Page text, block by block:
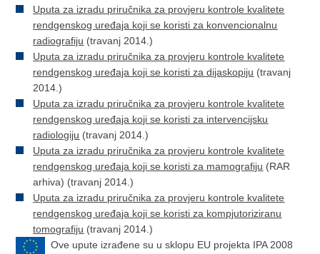
Uputa za izradu priručnika za provjeru kontrole kvalitete
rendgenskog uređaja koji se koristi za konvencionalnu
radiografiju (travanj 2014.)
Uputa za izradu priručnika za provjeru kontrole kvalitete
rendgenskog uređaja koji se koristi za dijaskopiju (travanj
2014.)
Uputa za izradu priručnika za provjeru kontrole kvalitete
rendgenskog uređaja koji se koristi za intervencijsku
radiologiju (travanj 2014.)
Uputa za izradu priručnika za provjeru kontrole kvalitete
rendgenskog uređaja koji se koristi za mamografiju (RAR
arhiva) (travanj 2014.)
Uputa za izradu priručnika za provjeru kontrole kvalitete
rendgenskog uređaja koji se koristi za kompjutoriziranu
tomografiju (travanj 2014.)
Ove upute izrađene su u sklopu EU projekta IPA 2008